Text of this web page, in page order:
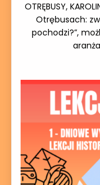
OTRĘBUSY,
Otrębusach:
pochodzi?”,